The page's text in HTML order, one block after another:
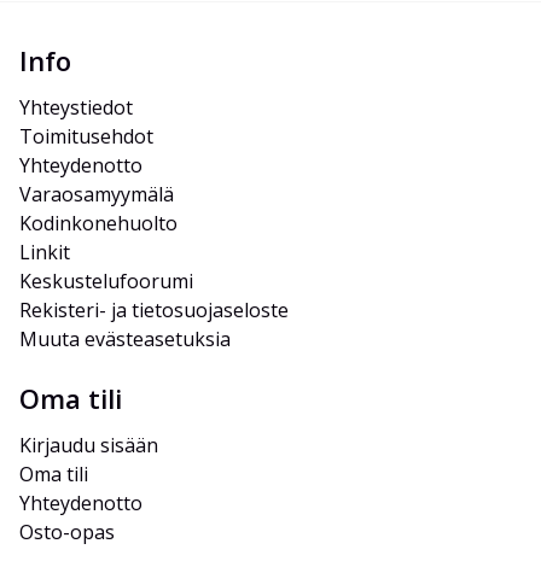
Info
Yhteystiedot
Toimitusehdot
Yhteydenotto
Varaosamyymälä
Kodinkonehuolto
Linkit
Keskustelufoorumi
Rekisteri- ja tietosuojaseloste
Muuta evästeasetuksia
Oma tili
Kirjaudu sisään
Oma tili
Yhteydenotto
Osto-opas